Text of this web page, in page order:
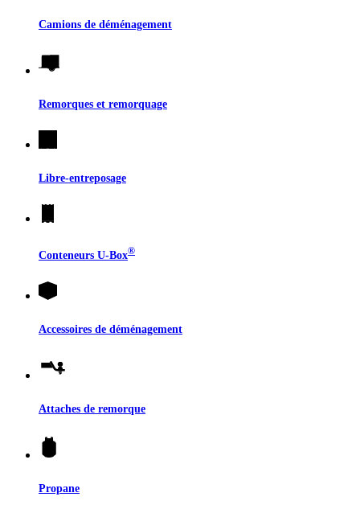
Camions de déménagement
Remorques et remorquage
Libre-entreposage
Conteneurs U-Box®
Accessoires de déménagement
Attaches de remorque
Propane